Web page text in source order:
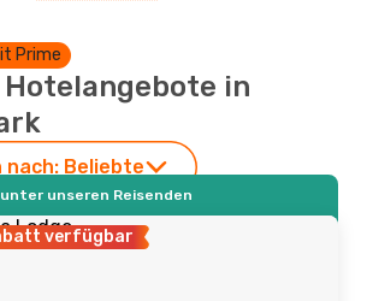
Prime
in
nach: Beliebte
unseren Reisenden
verfügbar